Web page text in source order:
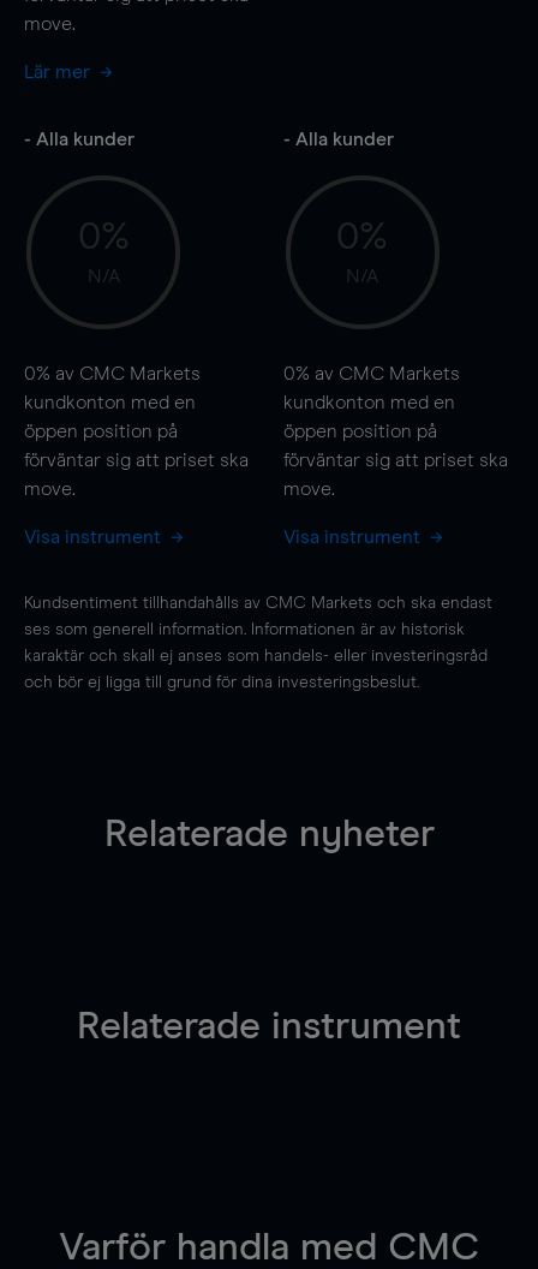
move.
Lär mer
- Alla kunder
0%
N/A
0% av CMC Markets
kundkonton med en
öppen position på
förväntar sig att priset ska
move.
Visa instrument
- Alla kunder
0%
N/A
0% av CMC Markets
kundkonton med en
öppen position på
förväntar sig att priset ska
move.
Visa instrument
Kundsentiment tillhandahålls av CMC Markets och ska endast
ses som generell information. Informationen är av historisk
karaktär och skall ej anses som handels- eller investeringsråd
och bör ej ligga till grund för dina investeringsbeslut.
Relaterade nyheter
Relaterade instrument
Varför handla med CMC